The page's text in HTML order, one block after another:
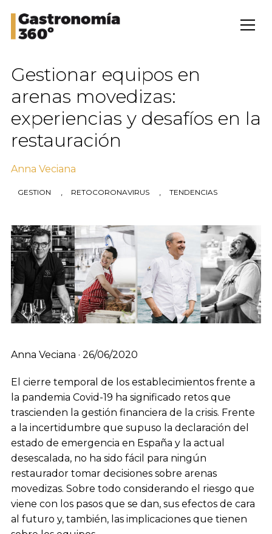
Gestionar equipos en
arenas movedizas:
experiencias y desafíos en la
restauración
Anna Veciana
GESTION , RETOCORONAVIRUS , TENDENCIAS
Anna Veciana · 26/06/2020
El cierre temporal de los establecimientos frente a
la pandemia Covid-19 ha significado retos que
trascienden la gestión financiera de la crisis. Frente
a la incertidumbre que supuso la declaración del
estado de emergencia en España y la actual
desescalada, no ha sido fácil para ningún
restaurador tomar decisiones sobre arenas
movedizas. Sobre todo considerando el riesgo que
viene con los pasos que se dan, sus efectos de cara
al futuro y, también, las implicaciones que tienen